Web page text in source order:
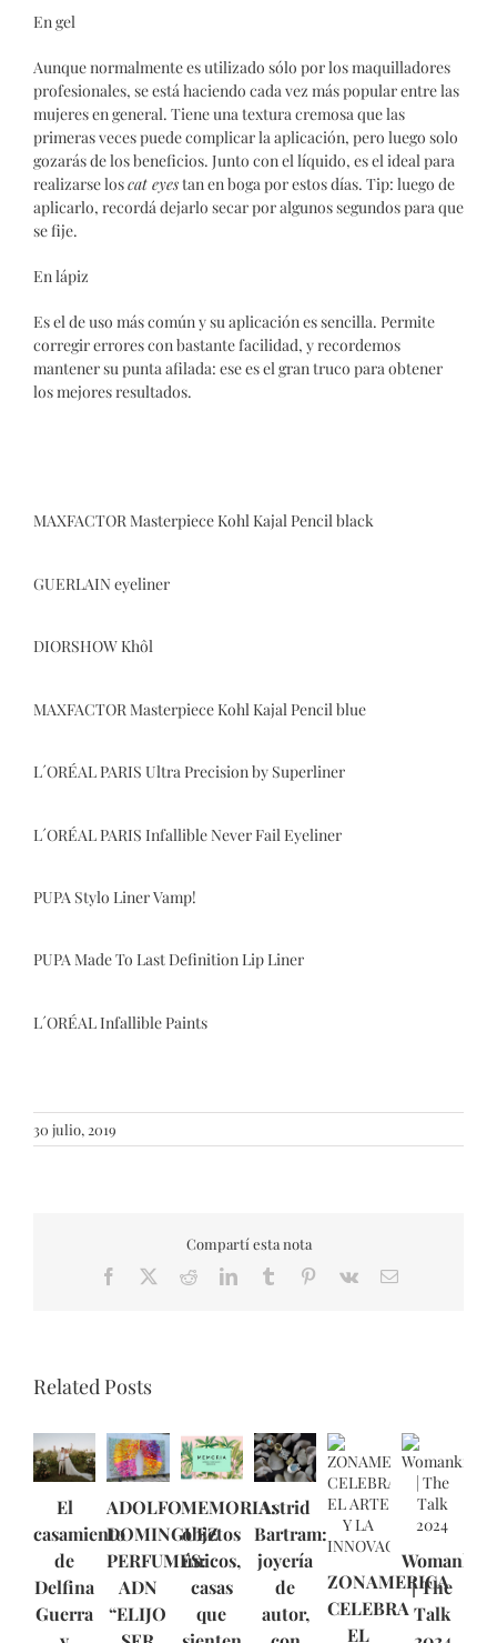
En gel
Aunque normalmente es utilizado sólo por los maquilladores
profesionales, se está haciendo cada vez más popular entre las
mujeres en general. Tiene una textura cremosa que las
primeras veces puede complicar la aplicación, pero luego solo
gozarás de los beneficios. Junto con el líquido, es el ideal para
realizarse loscat eyestan en boga por estos días. Tip: luego de
aplicarlo, recordá dejarlo secar por algunos segundos para que
se fije.
En lápiz
Es el de uso más común y su aplicación es sencilla. Permite
corregir errores con bastante facilidad, y recordemos
mantener su punta afilada: ese es el gran truco para obtener
los mejores resultados.
MAXFACTOR Masterpiece Kohl Kajal Pencil black
GUERLAIN eyeliner
DIORSHOW Khôl
MAXFACTOR Masterpiece Kohl Kajal Pencil blue
L´ORÉAL PARIS Ultra Precision by Superliner
L´ORÉAL PARIS Infallible Never Fail Eyeliner
PUPA Stylo Liner Vamp!
PUPA Made To Last Definition Lip Liner
L´ORÉAL Infallible Paints
30 julio, 2019
Compartí esta nota
Facebook RedditLinkedInTumblr Pinterest
Vk Email
Related Posts
El
casamiento
de
Delfina
Guerra
ADOLFO
DOMINGUEZ
PERFUMES:
ADN
“ELIJO
MEMORIA:
objetos
únicos,
casas
que
Astrid
Bartram:
joyería
de
autor,
ZONAMERICA
CELEBRA
EL
| The
Talk